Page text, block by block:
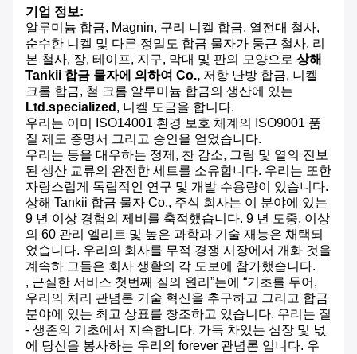
기업 정보:
알루미늄 합금, Magnin, 구리 니켈 합금, 열전대 철사,
순수한 니켈 및 다른 정밀도 합금 물자가 둥근 철사, 리
본 철사, 장, 테이프, 지구, 막대 및 판의 모양으로 상해
Tankii 합금 물자에 의하여 Co., 저항 난방 합금, 니켈
크롬 합금, 철 크롬 알루미늄 합금의 생산에 있는
Ltd.specialized , 니켈 도금을 합니다.
우리는 이미 ISO14001 환경 보호 체계의 ISO9001 품
질 제도 증명서 그리고 승인을 얻었습니다.
우리는 등을 대우하는 정제, 찬 감소, 그림 및 열의 진보
된 생산 교류의 완전한 세트를 소유합니다. 우리는 또한
자랑스럽게 독립적인 연구 및 개발 수용량이 있습니다.
상해 Tankii 합금 물자 Co., 주식 회사는 이 분야에 있는
9 년 이상 경험의 제비를 축적했습니다. 9 년 도중, 이상
의 60 관리 엘리트 및 높은 과학과 기술 재능은 채택되
었습니다. 우리의 회사를 무적 경쟁 시장에서 개화 것을
계속하 그들은 회사 생활의 각 도보에 참가했습니다.
, 근실한 서비스 첫번째 질의 원리”는에 “기초를 두어,
우리의 처리 관념론 기술 혁신을 추구하고 그리고 합금
분야에 있는 최고 상표를 창조하고 있습니다. 우리는 질
- 생존의 기초에서 지속합니다. 가득 차있는 심장 및 넋
에 당신을 봉사하는 우리의 forever 관념론 입니다. 우